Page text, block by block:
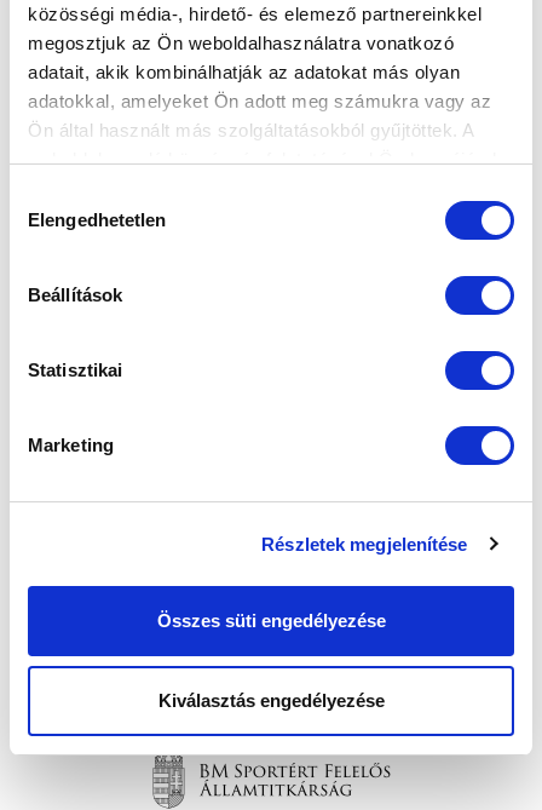
közösségi média-, hirdető- és elemező partnereinkkel
megosztjuk az Ön weboldalhasználatra vonatkozó
adatait, akik kombinálhatják az adatokat más olyan
adatokkal, amelyeket Ön adott meg számukra vagy az
Ön által használt más szolgáltatásokból gyűjtöttek. A
weboldalon való böngészés folytatásával Ön hozzájárul a
kiválasztása
Elengedhetetlen
Beállítások
Statisztikai
Marketing
Részletek megjelenítése
Összes süti engedélyezése
Kiválasztás engedélyezése
Elfogadom az Adatvédelmi tájékoztatót
FELIRATKOZOM